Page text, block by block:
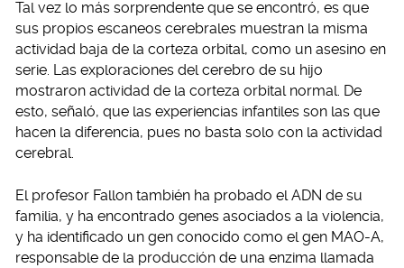
Tal vez lo más sorprendente que se encontró, es que
sus propios escaneos cerebrales muestran la misma
actividad baja de la corteza orbital, como un asesino en
serie. Las exploraciones del cerebro de su hijo
mostraron actividad de la corteza orbital normal. De
esto, señaló, que las experiencias infantiles son las que
hacen la diferencia, pues no basta solo con la actividad
cerebral.
El profesor Fallon también ha probado el ADN de su
familia, y ha encontrado genes asociados a la violencia,
y ha identificado un gen conocido como el gen MAO-A,
responsable de la producción de una enzima llamada